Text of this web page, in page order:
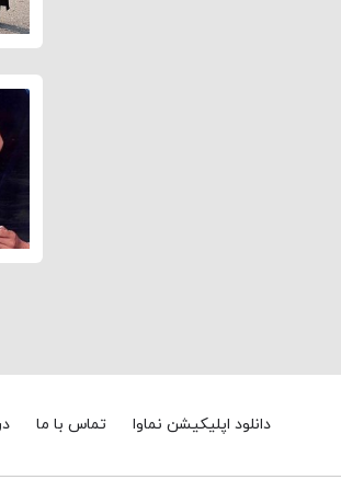
دانلود اپلیکیشن نماوا تماس با ما